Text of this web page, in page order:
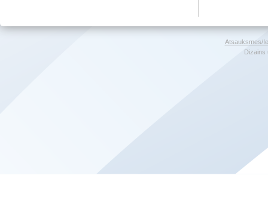
Atsauksmes/
Dizains